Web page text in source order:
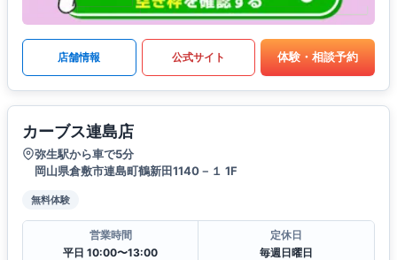
店舗情報 公式サイト 体験・相談予約
カーブス連島店
弥生駅から車で5分
岡山県倉敷市連島町鶴新田1140－１ 1F
無料体験
営業時間
平日 10:00〜13:00
定休日
毎週日曜日